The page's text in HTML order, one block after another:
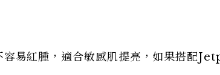
易紅腫，適合敏感肌提亮，如果搭配